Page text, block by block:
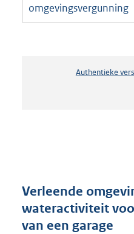
omgevingsvergunning
Authentieke
Verleende
wateractiviteit
van een garage